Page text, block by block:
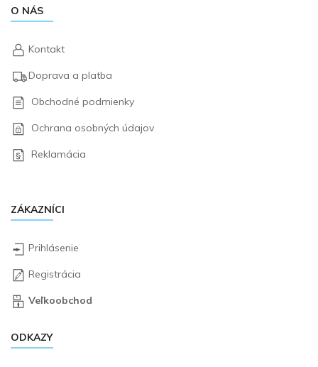
O NÁS
Kontakt
Doprava a platba
Obchodné podmienky
Ochrana osobných údajov
Reklamácia
ZÁKAZNÍCI
Prihlásenie
Registrácia
Veľkoobchod
ODKAZY